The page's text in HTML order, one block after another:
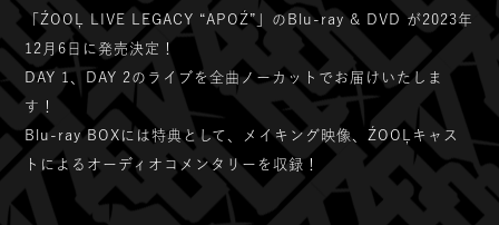
「ŹOOĻ LIVE LEGACY “APOŹ”」のBlu-ray & DVD が2023年
12月6日に発売決定！
DAY 1、DAY 2のライブを全曲ノーカットでお届けいたしま
す！
Blu-ray BOXには特典として、メイキング映像、ŹOOĻキャス
トによるオーディオコメンタリーを収録！